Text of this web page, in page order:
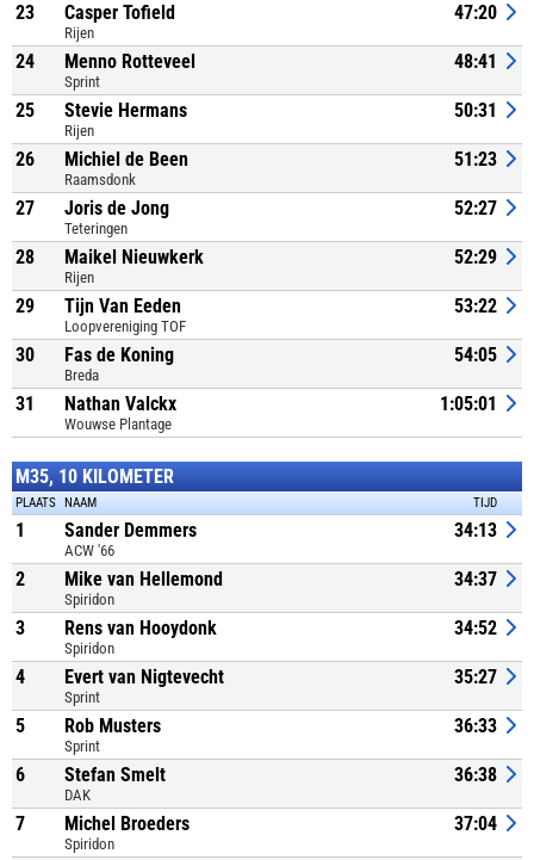
23 Casper Tofield
Rijen
47:20
24 Menno Rotteveel
Sprint
48:41
25 Stevie Hermans
Rijen
50:31
26 Michiel de Been
Raamsdonk
51:23
27 Joris de Jong
Teteringen
52:27
28 Maikel Nieuwkerk
Rijen
52:29
29 Tijn Van Eeden
Loopvereniging TOF
53:22
30 Fas de Koning
Breda
54:05
31 Nathan Valckx
Wouwse Plantage
1:05:01
M35, 10 KILOMETER
PLAATS NAAM TIJD
1 Sander Demmers
ACW '66
34:13
2 Mike van Hellemond
Spiridon
34:37
3 Rens van Hooydonk
Spiridon
34:52
4 Evert van Nigtevecht
Sprint
35:27
5 Rob Musters
Sprint
36:33
6 Stefan Smelt
DAK
36:38
7 Michel Broeders
Spiridon
37:04